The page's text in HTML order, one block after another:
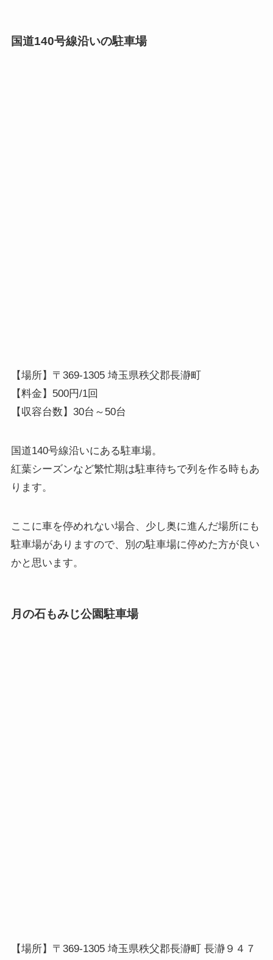
国道140号線沿いの駐車場
【場所】〒369-1305 埼玉県秩父郡長瀞町
【料金】500円/1回
【収容台数】30台～50台
国道140号線沿いにある駐車場。
紅葉シーズンなど繁忙期は駐車待ちで列を作る時もあ
ります。
ここに車を停めれない場合、少し奥に進んだ場所にも
駐車場がありますので、別の駐車場に停めた方が良い
かと思います。
月の石もみじ公園駐車場
【場所】〒369-1305 埼玉県秩父郡長瀞町 長瀞９４７